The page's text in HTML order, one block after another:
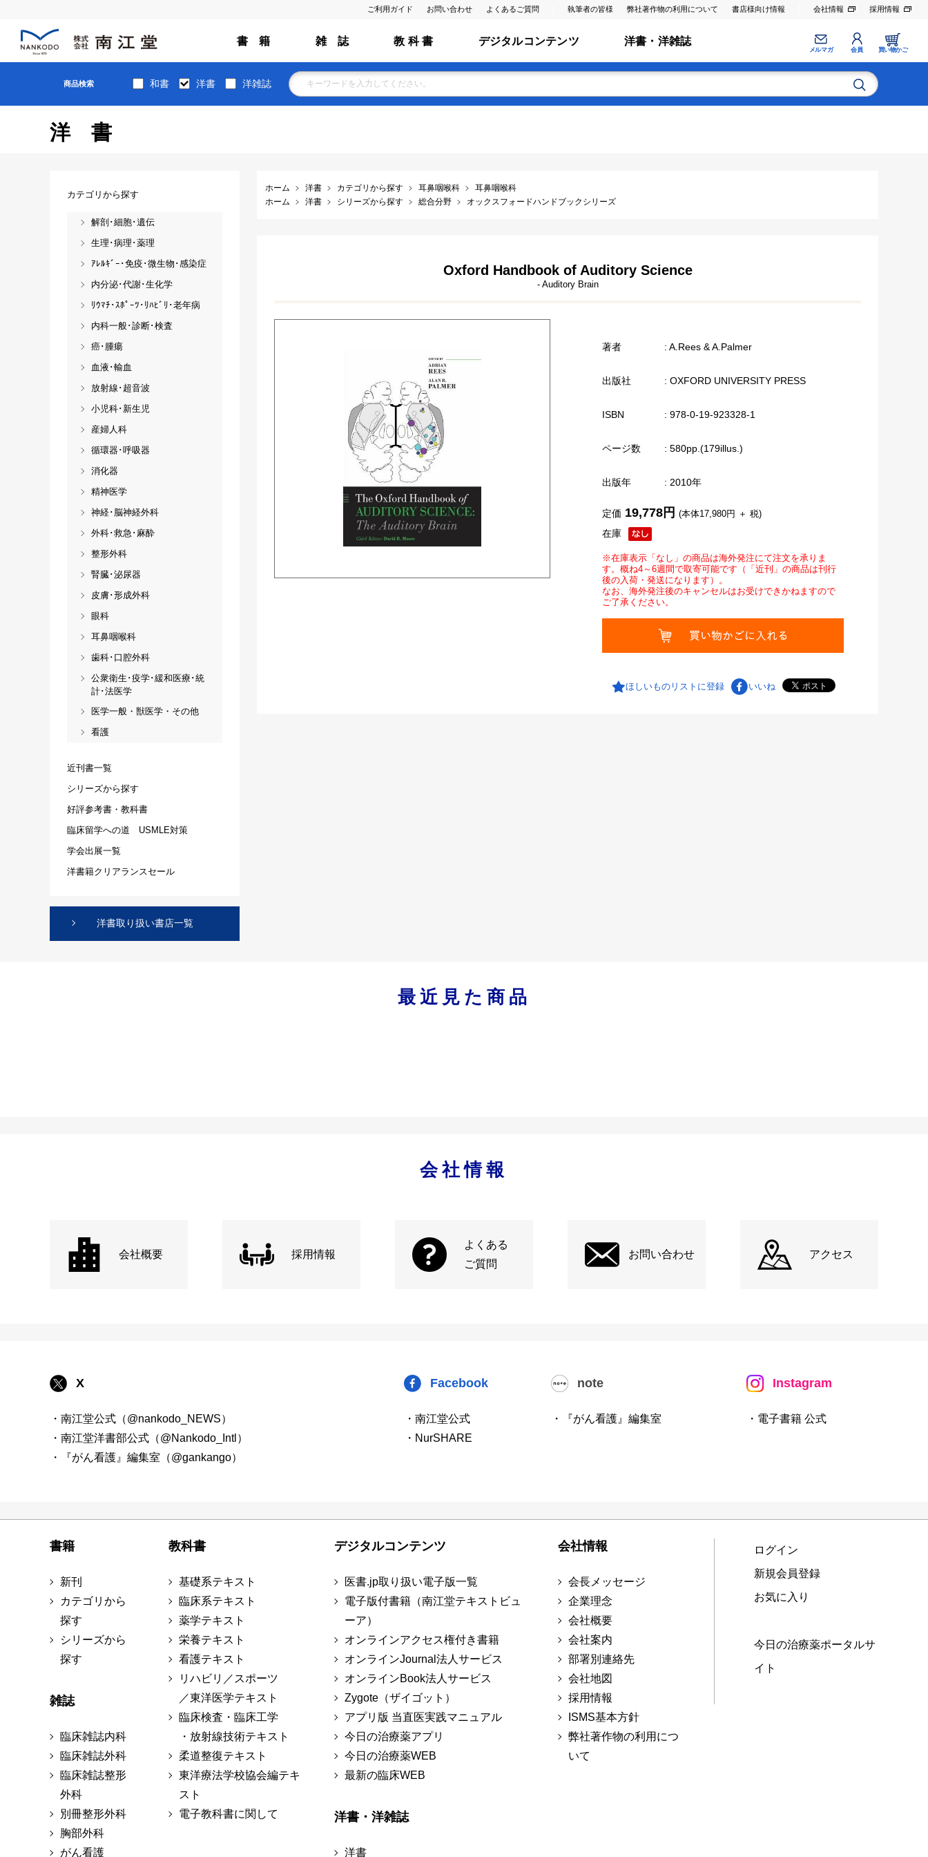
ご利用ガイド お問い合わせ よくあるご質問 執筆者の皆様 弊社著作物の利用について 書店様向け情報 会社情報 採用情報
書 籍 雑 誌 教 科 書 デジタルコンテンツ 洋書・洋雑誌
メルマガ 会員 買い物かご
商品検索 和書 洋書 洋雑誌
洋書
ホーム 洋書 カテゴリから探す 耳鼻咽喉科
耳鼻咽喉科
ホーム
洋書 シリーズから探す 総合分野 オックスフォードハンドブックシリーズ
Oxford Handbook of Auditory Science
- Auditory Brain
著者 : A.Rees & A.Palmer
出版社 : OXFORD UNIVERSITY PRESS
ISBN : 978-0-19-923328-1
ページ数 : 580pp.(179illus.)
出版年 : 2010年
在庫
定価 19,778円 (本体17,980円 ＋ 税)
※在庫表示「なし」の商品は海外発注にて注文を承りま
す。概ね4～6週間で取寄可能です（「近刊」の商品は刊行
後の入荷・発送になります）。
なお、海外発注後のキャンセルはお受けできかねますので
ご了承ください。
ほしいものリストに登録 いいね
カテゴリから探す
解剖･細胞･遺伝
生理･病理･薬理
ｱﾚﾙｷﾞｰ･免疫･微生物･感染症
内分泌･代謝･生化学
ﾘｳﾏﾁ･ｽﾎﾟｰﾂ･ﾘﾊﾋﾞﾘ･老年病
内科一般･診断･検査
癌･腫瘍
血液･輸血
放射線･超音波
小児科･新生児
産婦人科
循環器･呼吸器
消化器
精神医学
神経･脳神経外科
外科･救急･麻酔
整形外科
腎臓･泌尿器
皮膚･形成外科
眼科
耳鼻咽喉科
歯科･口腔外科
公衆衛生･疫学･緩和医療･統
計･法医学
医学一般・獣医学・その他
看護
近刊書一覧
シリーズから探す
好評参考書・教科書
臨床留学への道 USMLE対策
学会出展一覧
洋書籍クリアランスセール
洋書取り扱い書店一覧
最近見た商品
会社情報
会社概要 採用情報
よくある
ご質問
お問い合わせ アクセス
X
・南江堂公式（@nankodo_NEWS）
・南江堂洋書部公式（@Nankodo_Intl）
・『がん看護』編集室（@gankango）
Facebook
・南江堂公式
・NurSHARE
note
・『がん看護』編集室
Instagram
・電子書籍 公式
書籍
新刊
カテゴリから
探す
シリーズから
探す
雑誌
臨床雑誌内科
臨床雑誌外科
臨床雑誌整形
外科
別冊整形外科
胸部外科
がん看護
教科書
基礎系テキスト
臨床系テキスト
薬学テキスト
栄養テキスト
看護テキスト
リハビリ／スポーツ
／東洋医学テキスト
臨床検査・臨床工学
・放射線技術テキスト
柔道整復テキスト
東洋療法学校協会編テキ
スト
電子教科書に関して
デジタルコンテンツ
医書.jp取り扱い電子版一覧
電子版付書籍（南江堂テキストビュ
ーア）
オンラインアクセス権付き書籍
オンラインJournal法人サービス
オンラインBook法人サービス
Zygote（ザイゴット）
アプリ版 当直医実践マニュアル
今日の治療薬アプリ
今日の治療薬WEB
最新の臨床WEB
洋書・洋雑誌
洋書
会社情報
会長メッセージ
企業理念
会社概要
会社案内
部署別連絡先
会社地図
採用情報
ISMS基本方針
弊社著作物の利用につ
いて
ログイン
新規会員登録
お気に入り
今日の治療薬ポータルサ
イト